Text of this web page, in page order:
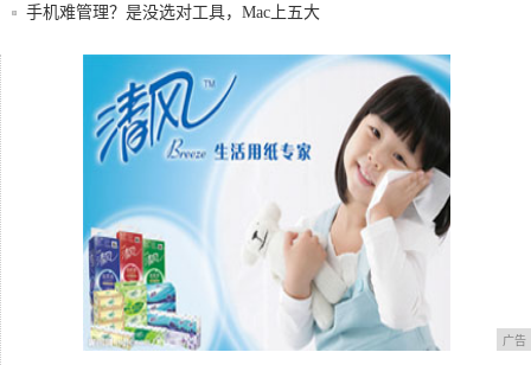
机迷彩
手机难管理？是没选对工具，Mac上五大
小米10改进手机自动亮度调节：两个传感
广告